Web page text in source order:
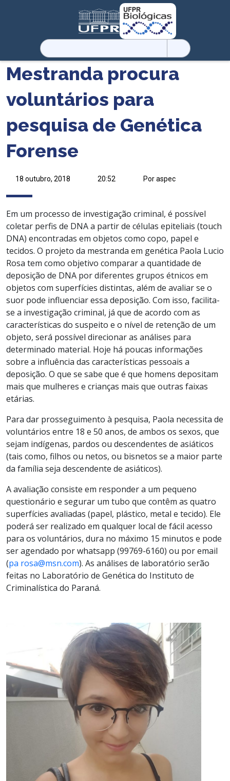
Pesquisar
por:
Mestranda procura
voluntários para
pesquisa de Genética
Forense
18 outubro, 2018 20:52 Por aspec
Em um processo de investigação criminal, é possível
coletar perfis de DNA a partir de células epiteliais (touch
DNA) encontradas em objetos como copo, papel e
tecidos. O projeto da mestranda em genética Paola Lucio
Rosa tem como objetivo comparar a quantidade de
deposição de DNA por diferentes grupos étnicos em
objetos com superfícies distintas, além de avaliar se o
suor pode influenciar essa deposição. Com isso, facilita-
se a investigação criminal, já que de acordo com as
características do suspeito e o nível de retenção de um
objeto, será possível direcionar as análises para
determinado material. Hoje há poucas informações
sobre a influência das características pessoais a
deposição. O que se sabe que é que homens depositam
mais que mulheres e crianças mais que outras faixas
etárias.
Para dar prosseguimento à pesquisa, Paola necessita de
voluntários entre 18 e 50 anos, de ambos os sexos, que
sejam indígenas, pardos ou descendentes de asiáticos
(tais como, filhos ou netos, ou bisnetos se a maior parte
da família seja descendente de asiáticos).
A avaliação consiste em responder a um pequeno
questionário e segurar um tubo que contêm as quatro
superfícies avaliadas (papel, plástico, metal e tecido). Ele
poderá ser realizado em qualquer local de fácil acesso
para os voluntários, dura no máximo 15 minutos e pode
ser agendado por whatsapp (99769-6160) ou por email
(pa rosa@msn.com). As análises de laboratório serão
feitas no Laboratório de Genética do Instituto de
Criminalística do Paraná.